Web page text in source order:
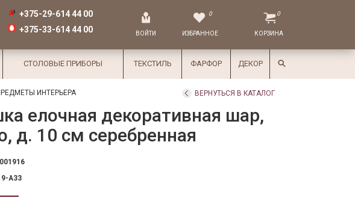
+375-29-614 44 00
+375-33-614 44 00
ВОЙТИ
0
ИЗБРАННОЕ
0
КОРЗИНА
СТОЛОВЫЕ ПРИБОРЫ ТЕКСТИЛЬ ФАРФОР ДЕКОР
ИНТЕРЬЕРА ВЕРНУТЬСЯ В КАТАЛОГ
елочная декоративная шар,
д. 10 см серебренная
001916
A33